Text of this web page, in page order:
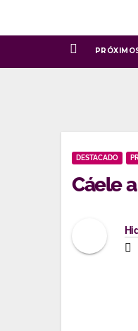
DESTACADO
Cáele